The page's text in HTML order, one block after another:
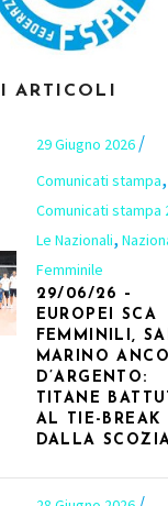
ARTICOLI
29 Giugno 2026
Comunicati stampa,
Comunicati stampa
Le Nazionali,
Femminile
29/06/26 –
EUROPEI SCA
FEMMINILI,
MARINO
D’ARGENTO:
TITANE
AL TIE-BREAK
DALLA